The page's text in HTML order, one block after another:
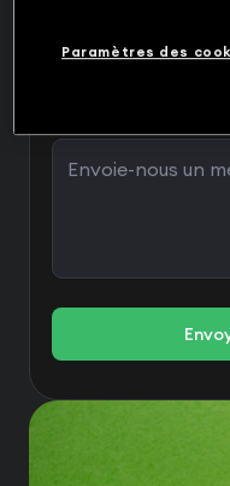
Paramètres des